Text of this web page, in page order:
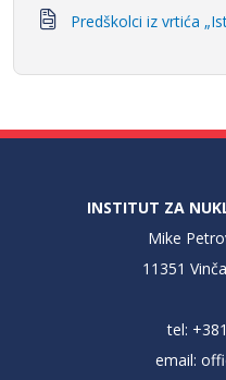
Predškolci iz vrtića
INSTITUT ZA
Mike
11351
tel:
email: